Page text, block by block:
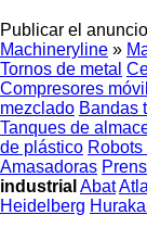
Publicar el anuncio
Machineryline »
Tornos de metal
Compresores
mezclado Bandas
Tanques de
de plástico
Amasadoras
industrial Abat
Heidelberg